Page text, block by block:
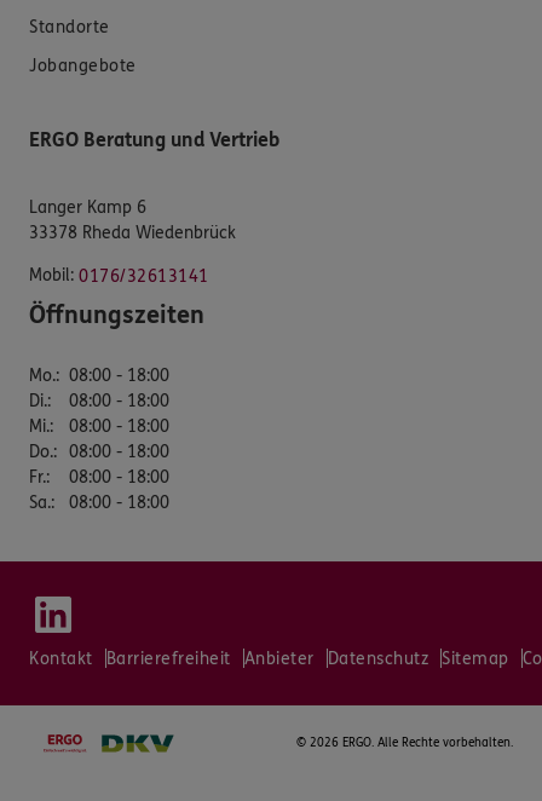
Standorte
Jobangebote
ERGO Beratung und Vertrieb
Langer Kamp 6
33378 Rheda Wiedenbrück
Mobil: 0176/32613141
Öffnungszeiten
Mo.: 08:00 - 18:00
Di.:
08:00 - 18:00
Mi.:
08:00 - 18:00
Do.: 08:00 - 18:00
Fr.:
08:00 - 18:00
Sa.: 08:00 - 18:00
Kontakt Barrierefreiheit Anbieter Datenschutz Sitemap
© 2026 ERGO. Alle Rechte vorbehalten.